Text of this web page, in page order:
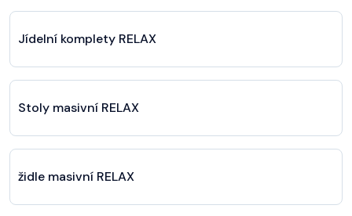
Jídelní komplety RELAX
Stoly masivní RELAX
židle masivní RELAX